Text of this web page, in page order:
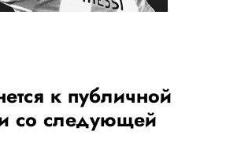
к публичной
со следующей